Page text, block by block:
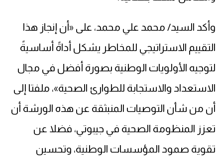
وأكد السيد/ محمد علي محمد، على «أن إنجاز هذا
التقييم الاستراتيجي للمخاطر يشكل أداةً أساسيةً
لتوجيه الأولويات الوطنية بصورة أفضل في مجال
الاستعداد والاستجابة للطوارئ الصحية»، ملفتا إلى
أن من شأن التوصيات المنبثقة عن هذه الورشة أن
تعزز المنظومة الصحية في جيبوتي، فضلا عن
تقوية صمود المؤسسات الوطنية، وتحسين